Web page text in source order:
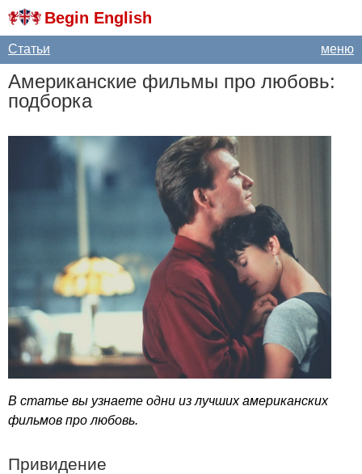
Begin English
меню
Статьи
Американские фильмы про любовь:
подборка
В статье вы узнаете одни из лучших американских
фильмов про любовь.
Привидение